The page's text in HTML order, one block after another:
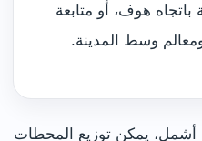
هوف، أو متابعة
وسط المدينة.
أشمل، يمكن توزيع المحطات